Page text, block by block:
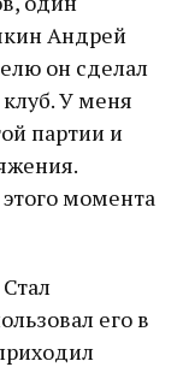
Андрей
он сделал
У меня
партии и
момента
его в